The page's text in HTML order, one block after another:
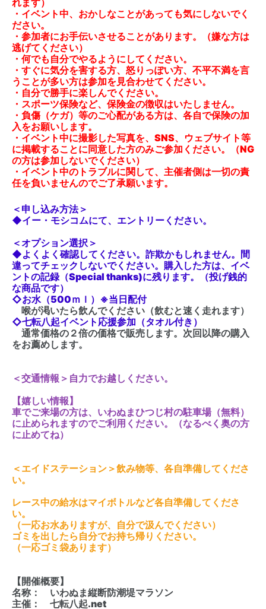
れます）
・イベント中、おかしなことがあっても気にしないでく
ださい。
・参加者にお手伝いさせることがあります。（嫌な方は
逃げてください）
・何でも自分でやるようにしてください。
・すぐに気分を害する方、怒りっぽい方、不平不満を言
うことが多い方は参加を見合わせてください。
・自分で勝手に楽しんでください。
・スポーツ保険など、保険金の徴収はいたしません。
・負傷（ケガ）等のご心配がある方は、各自で保険の加
入をお願いします。
・イベント中に撮影した写真を、SNS、ウェブサイト等
に掲載することに同意した方のみご参加ください。（NG
の方は参加しないでください）
・イベント中のトラブルに関して、主催者側は一切の責
任を負いませんのでご了承願います。
＜申し込み方法＞
◆イー・モシコムにて、エントリーください。
＜オプション選択＞
◆よくよく確認してください。詐欺かもしれません。間
違ってチェックしないでください。購入した方は、イベ
ントの記録（Special thanks)に残ります。（投げ銭的
な商品です）
◇お水（500ｍｌ）※当日配付
喉が渇いたら飲んでください（飲むと速く走れます）
◇七転八起イベント応援参加（タオル付き）
通常価格の２倍の価格で販売します。次回以降の購入
をお薦めします。
＜交通情報＞自力でお越しください。
【嬉しい情報】
車でご来場の方は、いわぬまひつじ村の駐車場（無料）
に止められますのでご利用ください。（なるべく奥の方
に止めてね）
＜エイドステーション＞飲み物等、各自準備してくださ
い。
レース中の給水はマイボトルなど各自準備してくださ
い。
（一応お水ありますが、自分で汲んでください）
ゴミを出したら自分でお持ち帰りください。
（一応ゴミ袋あります）
【開催概要】
名称： いわぬま縦断防潮堤マラソン
主催： 七転八起.net